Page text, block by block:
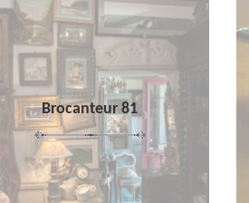
Brocanteur 81